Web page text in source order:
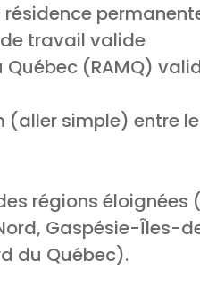
travail valide
(RAMQ)
simple) entre
régions
Gaspésie-Îles-
du Québec).